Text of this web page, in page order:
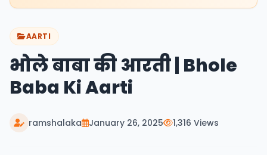
AARTI
भोले बाबा की आरती | Bhole
Baba Ki Aarti​
ramshalaka January 26, 2025 1,316 Views